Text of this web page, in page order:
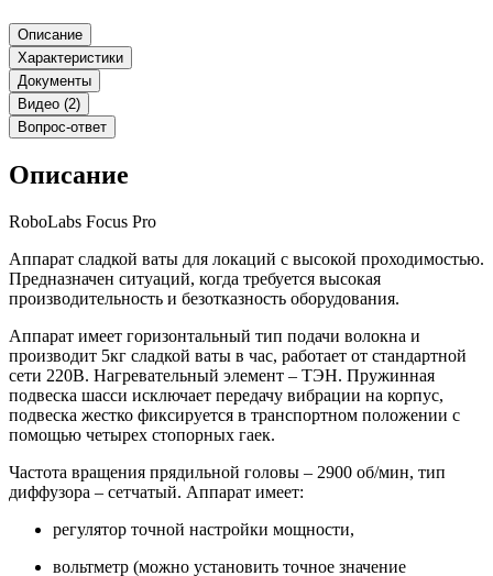
Описание
Характеристики
Документы
Видео (2)
Вопрос-ответ
Описание
RoboLabs Focus Pro
Аппарат сладкой ваты для локаций с высокой проходимостью.
Предназначен ситуаций, когда требуется высокая
производительность и безотказность оборудования.
Аппарат имеет горизонтальный тип подачи волокна и
производит 5кг сладкой ваты в час, работает от стандартной
сети 220В. Нагревательный элемент – ТЭН. Пружинная
подвеска шасси исключает передачу вибрации на корпус,
подвеска жестко фиксируется в транспортном положении с
помощью четырех стопорных гаек.
Частота вращения прядильной головы – 2900 об/мин, тип
диффузора – сетчатый. Аппарат имеет:
регулятор точной настройки мощности,
вольтметр (можно установить точное значение